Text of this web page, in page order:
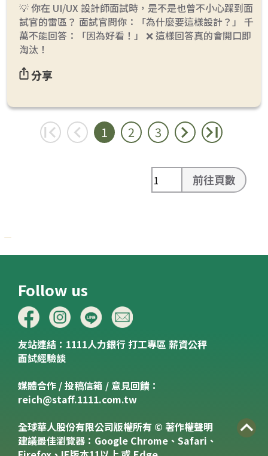
💡 你在 UI/UX 設計師面試時，是不是也曾不小心踩到面
試官的雷區？ 面試官問你：「為什麼要這樣設計？」 千
萬不能回答：「因為好看！」 ❌ 這樣回答真的會開口即
淘汰！
分享
1 2 3
前往頁數
Follow us
友站連結： 1111人力銀行 打工專區 薪資公秤
面試經驗談
媒體合作 / 投稿信箱 / 意見回饋：
reich@staff.1111.com.tw
全球華人股份有限公司版權所有 © 著作權聲明
建議最佳瀏覽器：Google Chrome、Safari、